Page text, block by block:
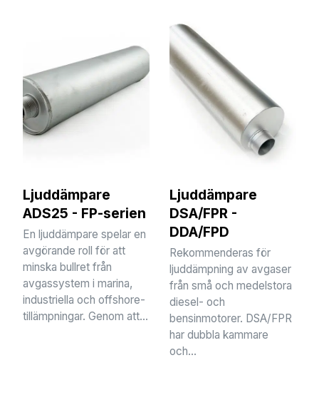
Ljuddämpare
ADS25 - FP-serien
En ljuddämpare spelar en
avgörande roll för att
minska bullret från
avgassystem i marina,
industriella och offshore-
tillämpningar. Genom att...
Ljuddämpare
DSA/FPR -
DDA/FPD
Rekommenderas för
ljuddämpning av avgaser
från små och medelstora
diesel- och
bensinmotorer. DSA/FPR
har dubbla kammare
och...